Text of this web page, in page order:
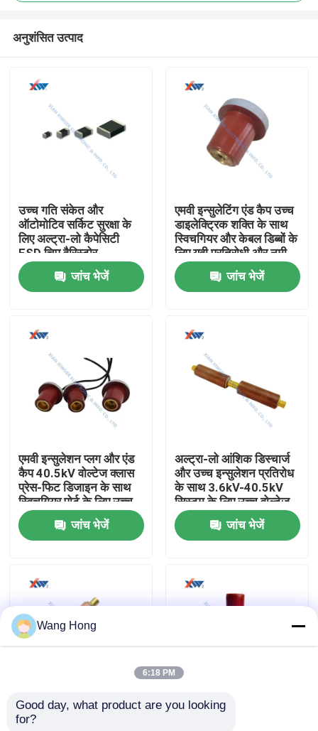
उत्पादों
वीआर दिखाएँ
हमारे बारे में
कारखाना भ्रमण
गुणवत्ता नियंत्रण
संपर्क करें
एक उद्धरण की विनती करे
उच्च वोल्टेज सिरेमिक संधारित्र
हाई वोल्टेज डोरकनॉब कैपेसिटर
अनुशंसित उत्पाद
उच्च गति संकेत और
ऑटोमोटिव सर्किट सुरक्षा के
लिए अल्ट्रा-लो कैपेसिटी
ESD चिप वैरिस्टोर
जांच भेजें
एमवी इन्सुलेटिंग एंड कैप उच्च
डाइलेक्ट्रिक शक्ति के साथ
स्विचगियर और केबल डिब्बों के
लिए यूवी प्रतिरोधी और नमी
प्रतिरोधी
जांच भेजें
एमवी इन्सुलेशन प्लग और एंड
कैप 40.5kV वोल्टेज क्लास
प्रेस-फिट डिजाइन के साथ
स्विचगियर पोर्ट के लिए उच्च
ग्रेड इन्सुलेटिंग पॉलिमर से
बना
जांच भेजें
अल्ट्रा-लो आंशिक डिस्चार्ज
और उच्च इन्सुलेशन प्रतिरोध
के साथ 3.6kV-40.5kV
सिस्टम के लिए उच्च वोल्टेज
सिरेमिक कैपेसिटर रॉड
(VDIS सिरेमिक)जांच भेजें
कम आंशिक डिस्चार्ज के साथ
3.6kV40.5kV वीपीआईएस
12KV 3000PF आउटडोर
Wang Hong
6:18 PM
Good day, what product are you looking
for?